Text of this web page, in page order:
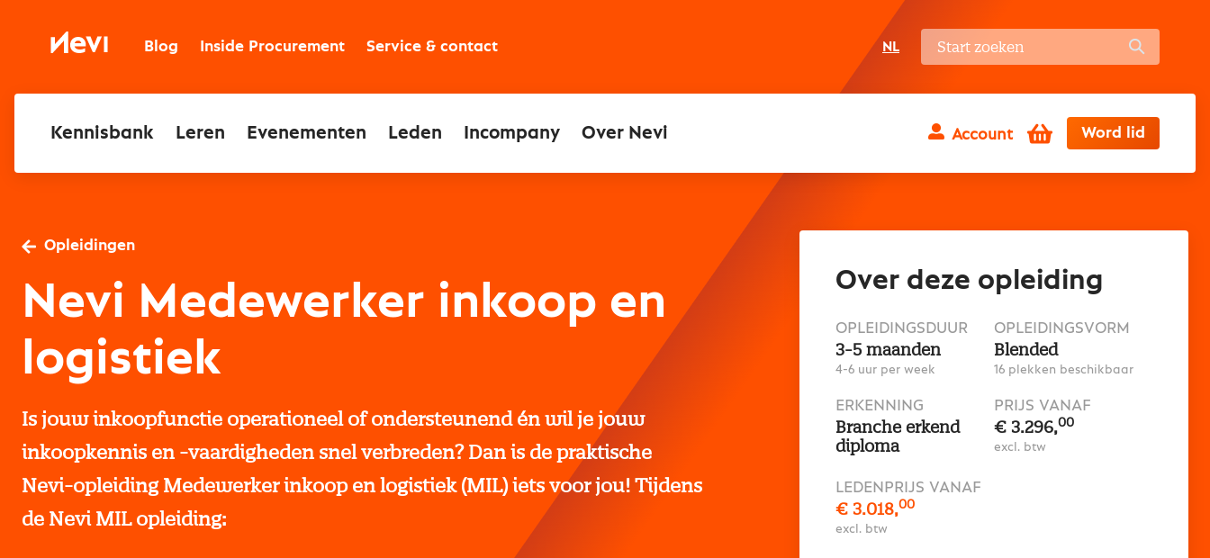
inhoudNevi Blog Inside Procurement Service & contact NL
Kennisbank Leren Evenementen Leden Incompany Over Nevi Account Winkelwagen
Word lid
Opleidingen
Nevi Medewerker inkoop en
logistiek
Is jouw inkoopfunctie operationeel of ondersteunend én wil je jouw
inkoopkennis en -vaardigheden snel verbreden? Dan is de praktische
Nevi-opleiding Medewerker inkoop en logistiek (MIL) iets voor jou! Tijdens
de Nevi MIL opleiding:
Over deze opleiding
OPLEIDINGSDUUR
3-5 maanden
4-6 uur per week
OPLEIDINGSVORM
Blended
16 plekken beschikbaar
ERKENNING
Branche erkend
diploma
PRIJS VANAF
€ 3.296,00
excl. btw
LEDENPRIJS VANAF
€ 3.018,00
excl. btw